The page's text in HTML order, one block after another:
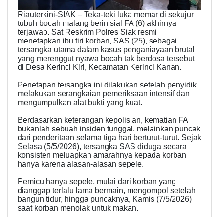
Riauterkini-​SIAK – Teka-teki luka memar di sekujur
tubuh bocah malang berinisial FA (6) akhirnya
terjawab. Sat Reskrim Polres Siak resmi
menetapkan ibu tiri korban, SAS (25), sebagai
tersangka utama dalam kasus penganiayaan brutal
yang merenggut nyawa bocah tak berdosa tersebut
di Desa Kerinci Kiri, Kecamatan Kerinci Kanan.
​Penetapan tersangka ini dilakukan setelah penyidik
melakukan serangkaian pemeriksaan intensif dan
mengumpulkan alat bukti yang kuat.
​Berdasarkan keterangan kepolisian, kematian FA
bukanlah sebuah insiden tunggal, melainkan puncak
dari penderitaan selama tiga hari berturut-turut. Sejak
Selasa (5/5/2026), tersangka SAS diduga secara
konsisten meluapkan amarahnya kepada korban
hanya karena alasan-alasan sepele.
​Pemicu hanya sepele, mulai dari korban yang
dianggap terlalu lama bermain, mengompol setelah
bangun tidur, hingga puncaknya, Kamis (7/5/2026)
saat korban menolak untuk makan.